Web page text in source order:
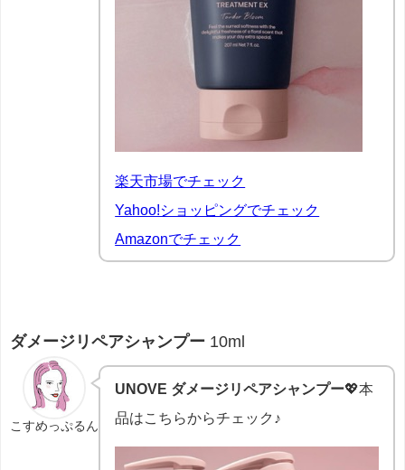
楽天市場でチェック
Yahoo!ショッピングでチェック
Amazonでチェック
ダメージリペアシャンプー 10ml
こすめっぷるん
UNOVE ダメージリペアシャンプー💖本
品はこちらからチェック♪